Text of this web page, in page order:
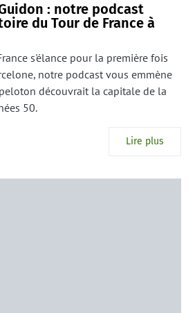
: notre podcast
du Tour de France à
s'élance pour la première fois
notre podcast vous emmène
découvrait la capitale de la
50.
Lire plus